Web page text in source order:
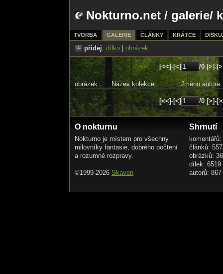
Nokturno.net / galerie/
TVORBA GALERIE ČLÁNKY KRÁTCE
přidej: dílko obrázek
[<<]-[<] /0 [>]-
obrázek Název kolekce Jméno autora
[<<]-[<] /0 [>]-
O nokturnu
Nokturno je místem pro všechny
milovníky fantasie, dobrého počtení
a rozumné rozpravy.
©1999-2026 Skaven
Shrnutí
článků: 557
obrázků:
dílek: 6519
autorů: 867